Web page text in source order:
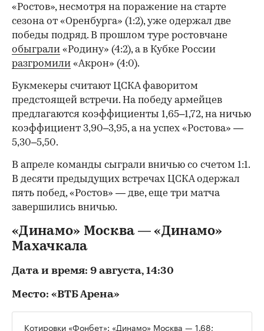
«Ростов», несмотря на поражение на старте
сезона от «Оренбурга» (1:2), уже одержал две
победы подряд. В прошлом туре ростовчане
обыграли «Родину» (4:2), а в Кубке России
разгромили «Акрон» (4:0).
Букмекеры считают ЦСКА фаворитом
предстоящей встречи. На победу армейцев
предлагаются коэффициенты 1,65–1,72, на ничью
коэффициент 3,90–3,95, а на успех «Ростова» —
5,30–5,50.
В апреле команды сыграли вничью со счетом 1:1.
В десяти предыдущих встречах ЦСКА одержал
пять побед, «Ростов» — две, еще три матча
завершились вничью.
«Динамо» Москва — «Динамо»
Махачкала
Дата и время: 9 августа, 14:30
Место: «ВТБ Арена»
Котировки «Фонбет»: «Динамо» Москва — 1.68;